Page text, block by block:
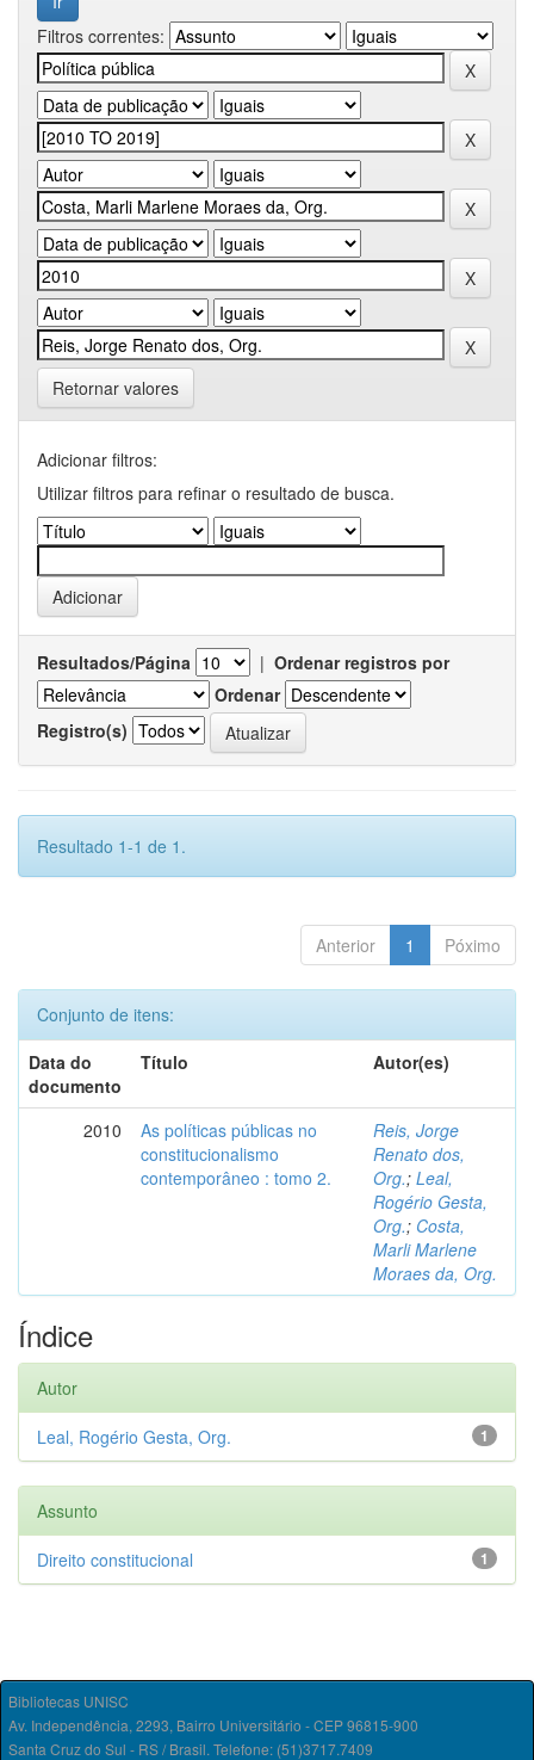
Filtros correntes:
Retornar valores
Adicionar filtros:
Utilizar filtros para refinar o resultado de busca.
Resultados/Página | Ordenar registros por
Ordenar
Registro(s)
Resultado 1-1 de 1.
Anterior 1 Póximo
Conjunto de itens:
Data do
documento
Título Autor(es)
2010
As políticas públicas no
constitucionalismo
contemporâneo : tomo 2.
Reis, Jorge
Renato dos,
Org.; Leal,
Rogério Gesta,
Org.; Costa,
Marli Marlene
Moraes da, Org.
Índice
Autor
1
Leal, Rogério Gesta, Org.
Assunto
1
Direito constitucional
Bibliotecas UNISC
Av. Independência, 2293, Bairro Universitário - CEP 96815-900
Santa Cruz do Sul - RS / Brasil. Telefone: (51)3717.7409